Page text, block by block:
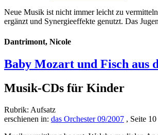
Neue Musik ist nicht immer leicht zu
ergänzt und Synergieeffekte genutzt. Das
Dantrimont, Nicole
Baby Mozart und Fisch aus
Musik-CDs für Kinder
Rubrik: Aufsatz
erschienen in: das Orchester 09/2007 , Seite 10